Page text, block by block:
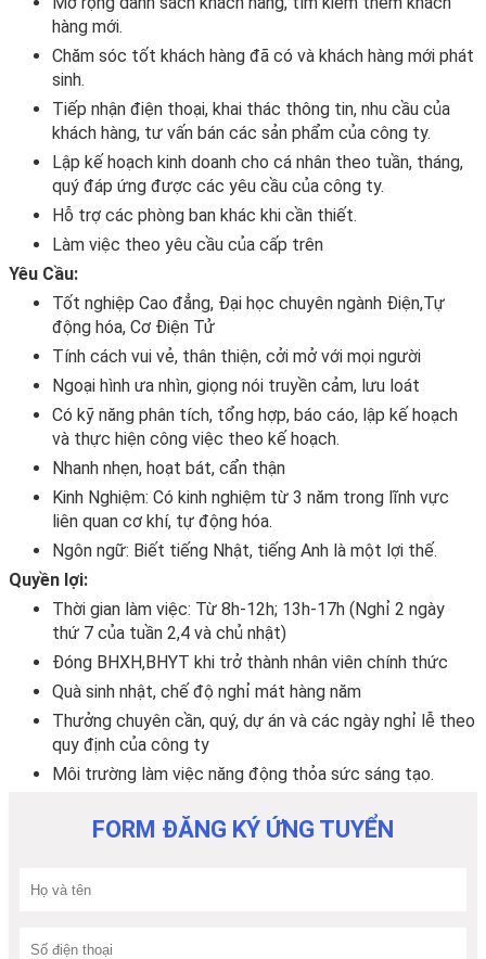
hàng mới.
Chăm sóc tốt khách hàng đã có và khách hàng mới phát
sinh.
Tiếp nhận điện thoại, khai thác thông tin, nhu cầu của
khách hàng, tư vấn bán các sản phẩm của công ty.
Lập kế hoạch kinh doanh cho cá nhân theo tuần, tháng,
quý đáp ứng được các yêu cầu của công ty.
Hỗ trợ các phòng ban khác khi cần thiết.
Làm việc theo yêu cầu của cấp trên
Yêu Cầu:
Tốt nghiệp Cao đẳng, Đại học chuyên ngành Điện,Tự
động hóa, Cơ Điện Tử
Tính cách vui vẻ, thân thiện, cởi mở với mọi người
Ngoại hình ưa nhìn, giọng nói truyền cảm, lưu loát
Có kỹ năng phân tích, tổng hợp, báo cáo, lập kế hoạch
và thực hiện công việc theo kế hoạch.
Nhanh nhẹn, hoạt bát, cẩn thận
Kinh Nghiệm: Có kinh nghiệm từ 3 năm trong lĩnh vực
liên quan cơ khí, tự động hóa.
Ngôn ngữ: Biết tiếng Nhật, tiếng Anh là một lợi thế.
Quyền lợi:
Thời gian làm việc: Từ 8h-12h; 13h-17h (Nghỉ 2 ngày
thứ 7 của tuần 2,4 và chủ nhật)
Đóng BHXH,BHYT khi trở thành nhân viên chính thức
Quà sinh nhật, chế độ nghỉ mát hàng năm
Thưởng chuyên cần, quý, dự án và các ngày nghỉ lễ theo
quy định của công ty
Môi trường làm việc năng động thỏa sức sáng tạo.
FORM ĐĂNG KÝ ỨNG TUYỂN